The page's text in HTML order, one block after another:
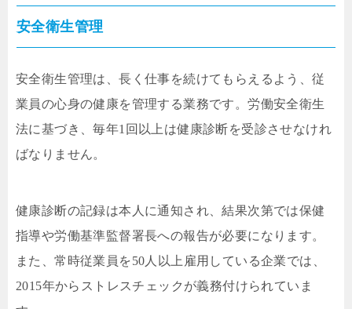
安全衛生管理
安全衛生管理は、長く仕事を続けてもらえるよう、従
業員の心身の健康を管理する業務です。労働安全衛生
法に基づき、毎年1回以上は健康診断を受診させなけれ
ばなりません。
健康診断の記録は本人に通知され、結果次第では保健
指導や労働基準監督署長への報告が必要になります。
また、常時従業員を50人以上雇用している企業では、
2015年からストレスチェックが義務付けられていま